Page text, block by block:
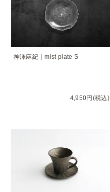
神澤麻紀｜mist plate S
4,950円(税込)